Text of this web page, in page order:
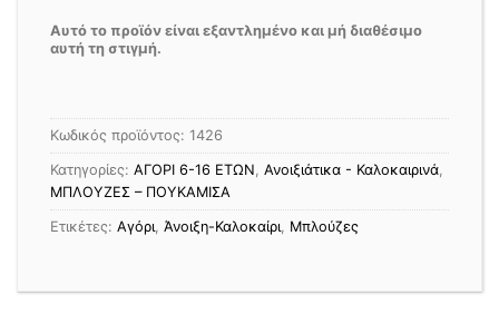
Αυτό το προϊόν είναι εξαντλημένο και μή διαθέσιμο
αυτή τη στιγμή.
Κωδικός προϊόντος: 1426
Κατηγορίες: ΑΓΟΡΙ 6-16 ΕΤΩΝ Ανοιξιάτικα - Καλοκαιρινά
ΜΠΛΟΥΖΕΣ – ΠΟΥΚΑΜΙΣΑ
Ετικέτες: Αγόρι Άνοιξη-Καλοκαίρι Μπλούζες